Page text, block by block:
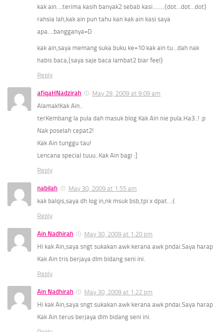
kak ain….terima kasih banyak2 sebab kasi……..{dot…dot…dot}
rahsia lah,kak ain pun tahu kan kak ain kasi saya
apa….bangganya=D
kak ain,saya memang suka buku ke=10 kak ain tu…dah nak
habis baca,{saya saje baca lambat2 biar feel}
Reply
afiqaHNadzirah
May 29, 2009 at 9:09 am
Alamak!Kak Ain..
terKembang la pula dah masuk blog Kak Ain nie pula.Ha3..! :p
Nak poselah cepat2!
Kak Ain tunggu tau!
Lencana special tuuu..Kak Ain bagi :]
Reply
nabilah
May 30, 2009 at 1:55 am
kak balqis,saya dh log in,nk msuk bsb,tpi x dpat…:(
Reply
Ain Nadhirah
May 30, 2009 at 1:20 pm
Hi kak Ain,saya sngt sukakan awk kerana awk pndai.Saya harap
Kak Ain tris berjaya dlm bidang seni ini.
Reply
Ain Nadhirah
May 30, 2009 at 1:22 pm
Hi kak Ain,saya sngt sukakan awk kerana awk pndai.Saya harap
Kak Ain terus berjaya dlm bidang seni ini.